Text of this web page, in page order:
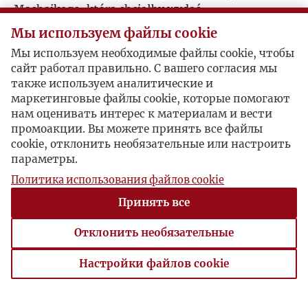
Machajkego, którą chciałby wydać.
Мы используем файлы cookie
Мы используем необходимые файлы cookie, чтобы
сайт работал правильно. С вашего согласия мы
также используем аналитические и
маркетинговые файлы cookie, которые помогают
нам оценивать интерес к материалам и вести
промоакции. Вы можете принять все файлы
cookie, отклонить необязательные или настроить
параметры.
Политика использования файлов cookie
Принять все
Отклонить необязательные
Настройки файлов cookie
Настройки файлов cookie